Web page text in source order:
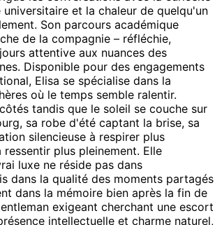
et la chaleur de quelqu'un
Son parcours académique
de la compagnie – réfléchie,
attentive aux nuances des
Disponible pour des engagements
Elisa se spécialise dans la
où le temps semble ralentir.
tandis que le soleil se couche sur
sa robe d'été captant la brise, sa
silencieuse à respirer plus
plus pleinement. Elle
luxe ne réside pas dans
dans la qualité des moments partagés
dans la mémoire bien après la fin de
exigeant cherchant une escort
intellectuelle et charme naturel,